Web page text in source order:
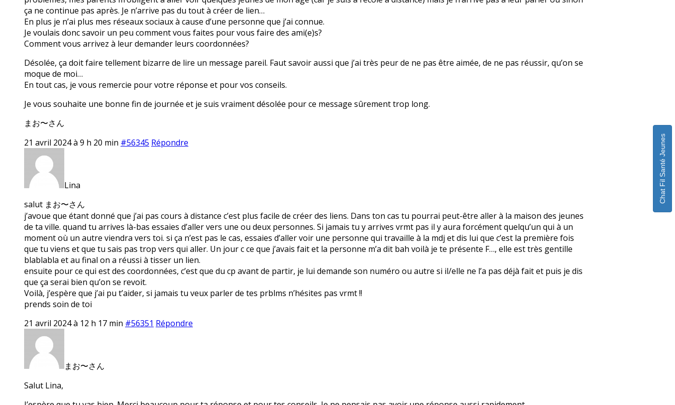
ça ne continue pas après. Je n’arrive pas du tout à créer de lien…
En plus je n’ai plus mes réseaux sociaux à cause d’une personne que j’ai connue.
Je voulais donc savoir un peu comment vous faites pour vous faire des ami(e)s?
Comment vous arrivez à leur demander leurs coordonnées?
Désolée, ça doit faire tellement bizarre de lire un message pareil. Faut savoir aussi que j’ai très peur de ne pas être aimée, de ne pas réussir, qu’on se
moque de moi…
En tout cas, je vous remercie pour votre réponse et pour vos conseils.
Je vous souhaite une bonne fin de journée et je suis vraiment désolée pour ce message sûrement trop long.
まお〜さん
21 avril 2024 à 9 h 20 min #56345 Répondre
Lina
salut まお〜さん
j’avoue que étant donné que j’ai pas cours à distance c’est plus facile de créer des liens. Dans ton cas tu pourrai peut-être aller à la maison des jeunes
de ta ville. quand tu arrives là-bas essaies d’aller vers une ou deux personnes. Si jamais tu y arrives vrmt pas il y aura forcément quelqu’un qui à un
moment où un autre viendra vers toi. si ça n’est pas le cas, essaies d’aller voir une personne qui travaille à la mdj et dis lui que c’est la première fois
que tu viens et que tu sais pas trop vers qui aller. Un jour c ce que j’avais fait et la personne m’a dit bah voilà je te présente F…, elle est très gentille
blablabla et au final on a réussi à tisser un lien.
ensuite pour ce qui est des coordonnées, c’est que du cp avant de partir, je lui demande son numéro ou autre si il/elle ne l’a pas déjà fait et puis je dis
que ça serai bien qu’on se revoit.
Voilà, j’espère que j’ai pu t’aider, si jamais tu veux parler de tes prblms n’hésites pas vrmt !!
prends soin de toi
21 avril 2024 à 12 h 17 min #56351 Répondre
まお〜さん
Salut Lina,
Chat Fil Santé Jeunes